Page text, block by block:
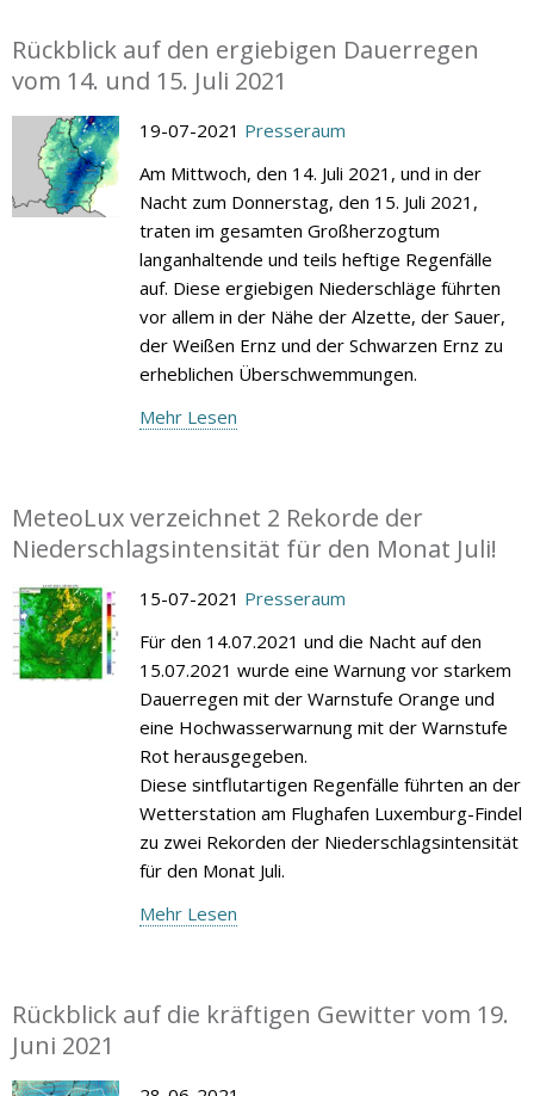
Rückblick auf den ergiebigen Dauerregen
vom 14. und 15. Juli 2021
19-07-2021 Presseraum
Am Mittwoch, den 14. Juli 2021, und in der
Nacht zum Donnerstag, den 15. Juli 2021,
traten im gesamten Großherzogtum
langanhaltende und teils heftige Regenfälle
auf. Diese ergiebigen Niederschläge führten
vor allem in der Nähe der Alzette, der Sauer,
der Weißen Ernz und der Schwarzen Ernz zu
erheblichen Überschwemmungen.
Mehr Lesen
MeteoLux verzeichnet 2 Rekorde der
Niederschlagsintensität für den Monat Juli!
15-07-2021 Presseraum
Für den 14.07.2021 und die Nacht auf den
15.07.2021 wurde eine Warnung vor starkem
Dauerregen mit der Warnstufe Orange und
eine Hochwasserwarnung mit der Warnstufe
Rot herausgegeben.
Diese sintflutartigen Regenfälle führten an der
Wetterstation am Flughafen Luxemburg-Findel
zu zwei Rekorden der Niederschlagsintensität
für den Monat Juli.
Mehr Lesen
Rückblick auf die kräftigen Gewitter vom 19.
Juni 2021